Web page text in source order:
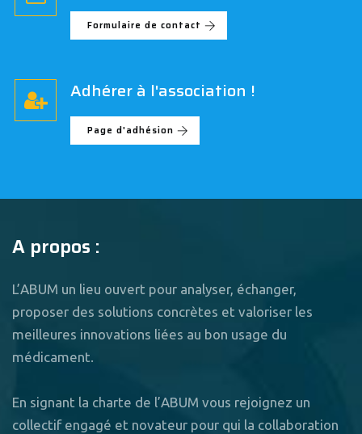
Formulaire de contact
Adhérer à l'association !
Page d'adhésion
A propos :
L’ABUM un lieu ouvert pour analyser, échanger,
proposer des solutions concrètes et valoriser les
meilleures innovations liées au bon usage du
médicament.
En signant la charte de l’ABUM vous rejoignez un
collectif engagé et novateur pour qui la collaboration